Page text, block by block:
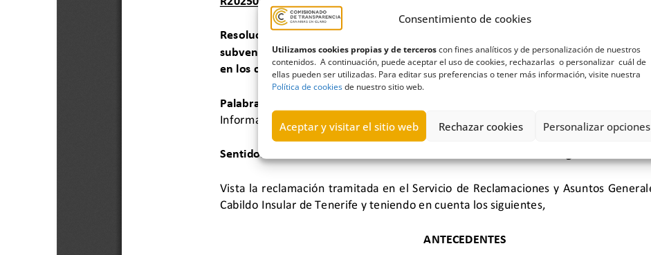
Consentimiento de cookies
Utilizamos cookies propias y de terceroscon fines analíticos y de personalización de nuestros
contenidos. A continuación, puede aceptar el uso de cookies, rechazarlas o personalizar cuál de
ellas pueden ser utilizadas. Para editar sus preferencias o tener más información, visite nuestra
Política de cookiesde nuestro sitio web.
Aceptar y visitar el sitio web Rechazar cookies Personalizar opciones